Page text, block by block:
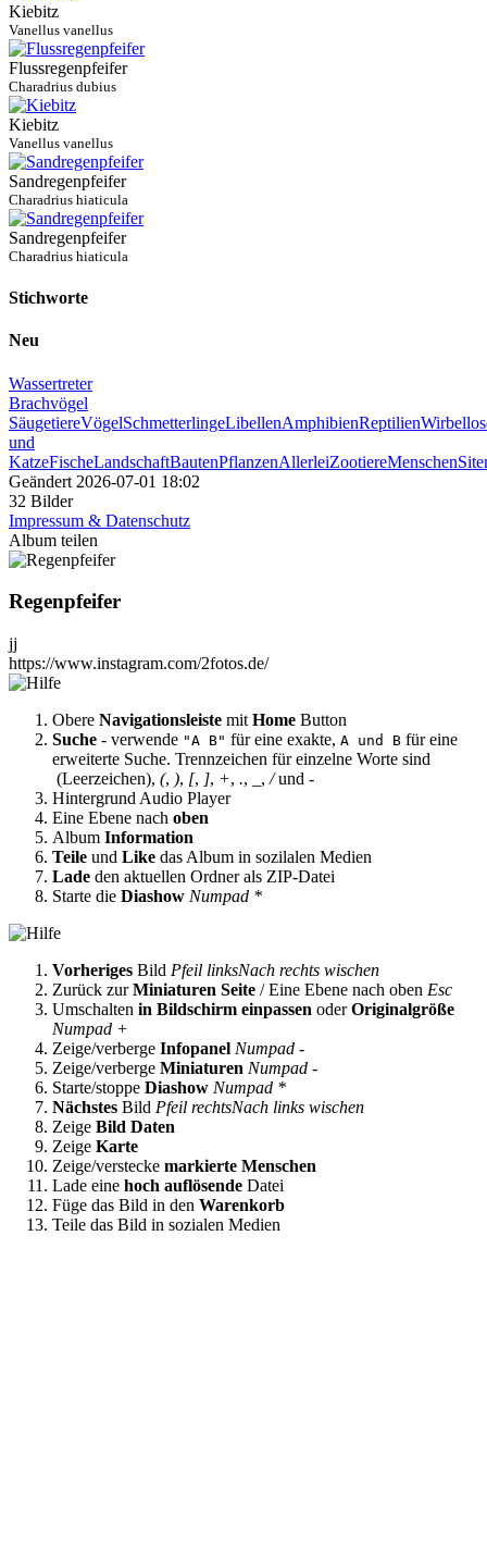
Kiebitz
Vanellus vanellus
Flussregenpfeifer
Charadrius dubius
Kiebitz
Vanellus vanellus
Sandregenpfeifer
Charadrius hiaticula
Sandregenpfeifer
Charadrius hiaticula
Stichworte
Neu
Wassertreter
Brachvögel
SäugetiereVögelSchmetterlingeLibellenAmphibienReptilien
und
KatzeFischeLandschaftBautenPflanzenAllerleiZootiereMenschen
Geändert 2026-07-01 18:02
32 Bilder
Impressum & Datenschutz
Album teilen
Regenpfeifer
jj
https://www.instagram.com/2fotos.de/
Obere Navigationsleiste mit Home Button
Suche - verwende "A B" für eine exakte, A und B für eine
erweiterte Suche. Trennzeichen für einzelne Worte sind
(Leerzeichen), (, ), [, ], +, ., , /und -
Hintergrund Audio Player
Eine Ebene nach oben
Album Information
Teile und Like das Album in sozilalen Medien
Lade den aktuellen Ordner als ZIP-Datei
Starte die Diashow Numpad *
Vorheriges Bild Pfeil linksNach rechts wischen
Zurück zurMiniaturen Seite / Eine Ebene nach oben Esc
Umschalten in Bildschirm einpassen oderOriginalgröße
Numpad +
Zeige/verberge Infopanel Numpad -
Zeige/verberge Miniaturen Numpad -
Starte/stoppe Diashow Numpad *
Nächstes Bild Pfeil rechtsNach links wischen
Zeige Bild Daten
Zeige Karte
Zeige/verstecke markierte Menschen
Lade eine hoch auflösende Datei
Füge das Bild in den Warenkorb
Teile das Bild in sozialen Medien